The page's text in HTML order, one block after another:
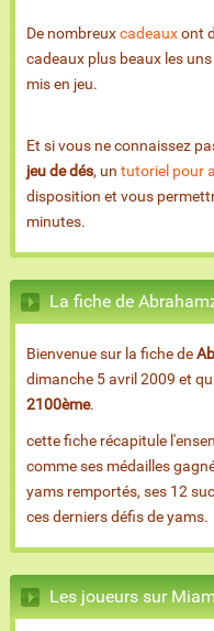
De nombreuxcadeauxont
cadeaux plus beaux les
mis en jeu.
Et si vous ne connaissez
jeu de dés, un tutoriel pour
disposition et vous
minutes.
La fiche de
Bienvenue sur la fiche de
dimanche 5 avril 2009 et
2100ème.
cette fiche récapitule
comme ses médailles
yams remportés, ses 12
ces derniers défis de yams.
Les joueurs sur